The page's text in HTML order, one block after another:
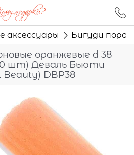
аксессуары Бигуди
оранжевые d 38
шт) Деваль Бьюти
Beauty) DBP38